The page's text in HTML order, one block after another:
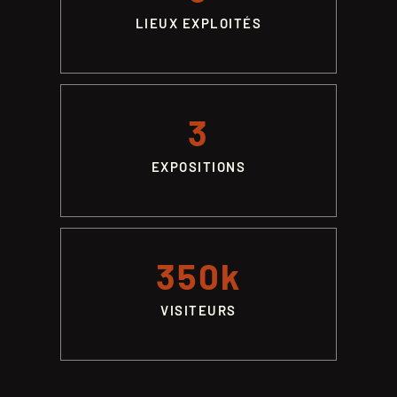
LIEUX EXPLOITÉS
3
EXPOSITIONS
350k
VISITEURS